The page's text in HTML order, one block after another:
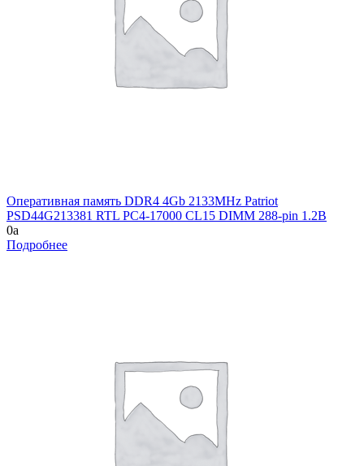
Оперативная память DDR4 4Gb 2133MHz Patriot
PSD44G213381 RTL PC4-17000 CL15 DIMM 288-pin 1.2В
0a
Подробнее